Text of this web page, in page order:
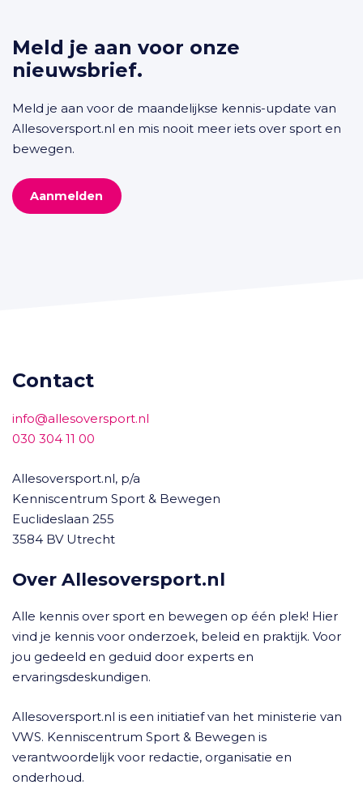
Meld je aan voor onze
nieuwsbrief.
Meld je aan voor de maandelijkse kennis-update van
Allesoversport.nl en mis nooit meer iets over sport en
bewegen.
Aanmelden
Contact
info@allesoversport.nl
030 304 11 00
Allesoversport.nl, p/a
Kenniscentrum Sport & Bewegen
Euclideslaan 255
3584 BV Utrecht
Over Allesoversport.nl
Alle kennis over sport en bewegen op één plek! Hier
vind je kennis voor onderzoek, beleid en praktijk. Voor
jou gedeeld en geduid door experts en
ervaringsdeskundigen.
Allesoversport.nl is een initiatief van het ministerie van
VWS. Kenniscentrum Sport & Bewegen is
verantwoordelijk voor redactie, organisatie en
onderhoud.